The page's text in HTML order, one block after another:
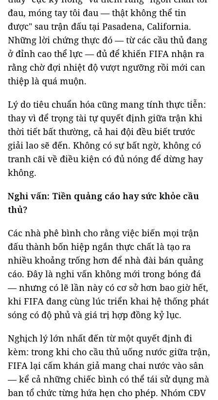
đau, móng tay tôi đau — thật không thể tin
được" sau trận đấu tại Pasadena, California.
Những lời chứng thực đó — từ các cầu thủ đang
ở đỉnh cao thể lực — đủ để khiến FIFA nhận ra
rằng chờ đợi nhiệt độ vượt ngưỡng rồi mới can
thiệp là quá muộn.
Lý do tiêu chuẩn hóa cũng mang tính thực tiễn:
thay vì để trọng tài tự quyết định giữa trận khi
thời tiết bất thường, cả hai đội đều biết trước
giải lao sẽ đến. Không có sự bất ngờ, không có
tranh cãi về điều kiện có đủ nóng để dừng hay
không.
Nghi vấn: Tiền quảng cáo hay sức khỏe cầu
thủ?
Các nhà phê bình cho rằng việc biến mọi trận
đấu thành bốn hiệp ngắn thực chất là tạo ra
nhiều khoảng trống hơn để nhà đài bán quảng
cáo. Đây là nghi vấn không mới trong bóng đá
— nhưng có lẽ lần này có cơ sở hơn bao giờ hết,
khi FIFA đang cùng lúc triển khai hệ thống phát
sóng có độ phủ và giá trị hợp đồng kỷ lục.
Nghịch lý lớn nhất đến từ một quyết định đi
kèm: trong khi cho cầu thủ uống nước giữa trận,
FIFA lại cấm khán giả mang chai nước vào sân
— kể cả những chiếc bình có thể tái sử dụng mà
ban tổ chức từng hứa hẹn cho phép. Nhóm CĐV